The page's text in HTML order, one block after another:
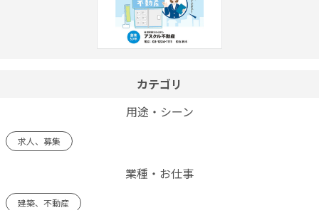
カテゴリ
用途・シーン
求人、募集
業種・お仕事
建築、不動産